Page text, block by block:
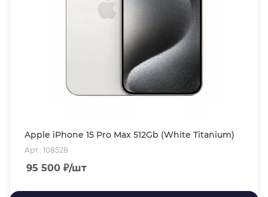
Apple iPhone 15 Pro Max 512Gb (White Titanium)
Арт.: 108528
95 500 ₽/шт